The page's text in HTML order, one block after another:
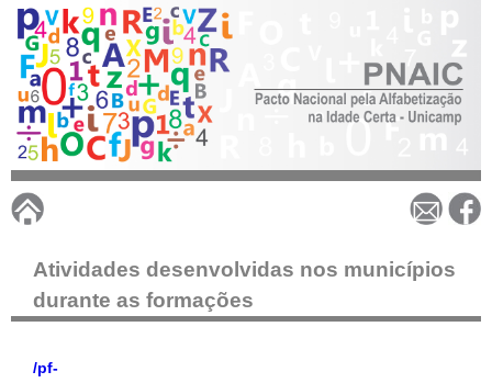
Pular
para
o
conteúdo
principal
P
N
A
Atividades desenvolvidas nos municípios
durante as formações
/pf-